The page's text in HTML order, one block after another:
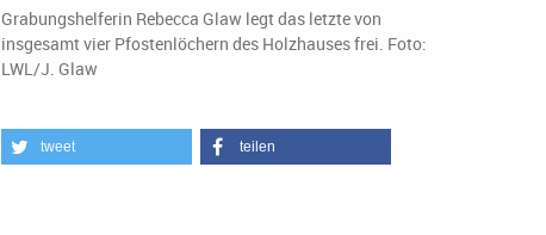
Grabungshelferin Rebecca Glaw legt das letzte von
insgesamt vier Pfostenlöchern des Holzhauses frei. Foto:
LWL/J. Glaw
tweet teilen